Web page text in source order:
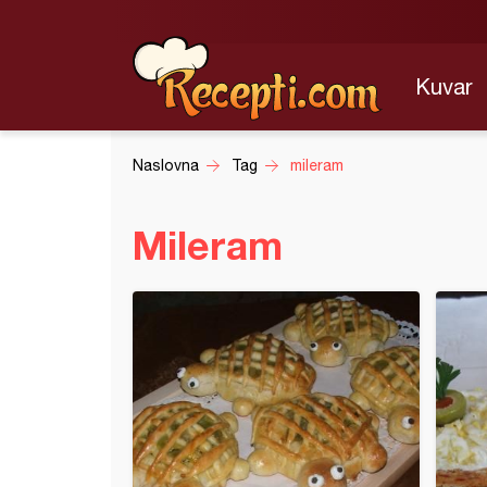
Kuvar
Naslovna Tag mileram
Mileram